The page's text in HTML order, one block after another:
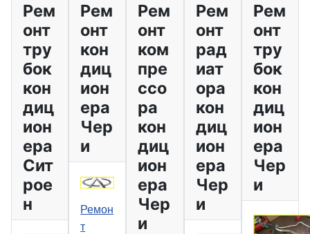
Рем
онт
тру
бок
кон
диц
ион
ера
Сит
рое
н
Рем
онт
кон
диц
ион
ера
Чер
и
Ремон
т
Рем
онт
ком
пре
ссо
ра
кон
диц
ион
ера
Чер
и
Рем
онт
рад
иат
ора
кон
диц
ион
ера
Чер
и
Рем
онт
тру
бок
кон
диц
ион
ера
Чер
и